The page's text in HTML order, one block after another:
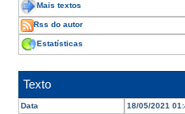
Mais textos
Rss do autor
Estatísticas
Texto
Data
18/05/2021